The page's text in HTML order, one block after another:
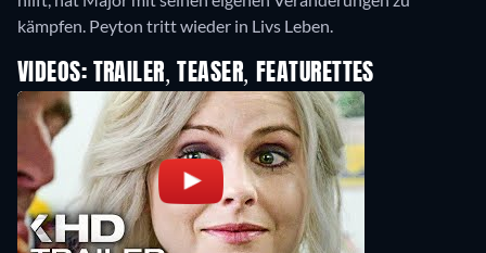
kämpfen. Peyton tritt wieder in Livs Leben.
VIDEOS: TRAILER, TEASER, FEATURETTES